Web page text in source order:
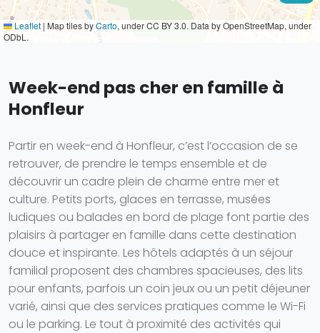
Leaflet | Map tiles byCarto, under CC BY 3.0. Data by OpenStreetMap, under
ODbL.
Week-end pas cher en famille à
Honfleur
Partir en week-end à Honfleur, c’est l’occasion de se
retrouver, de prendre le temps ensemble et de
découvrir un cadre plein de charme entre mer et
culture. Petits ports, glaces en terrasse, musées
ludiques ou balades en bord de plage font partie des
plaisirs à partager en famille dans cette destination
douce et inspirante. Les hôtels adaptés à un séjour
familial proposent des chambres spacieuses, des lits
pour enfants, parfois un coin jeux ou un petit déjeuner
varié, ainsi que des services pratiques comme le Wi-Fi
ou le parking. Le tout à proximité des activités qui